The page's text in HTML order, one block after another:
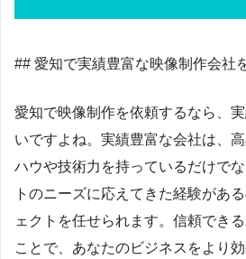
## 愛知で実績豊富な映像制作会社
愛知で映像制作を依頼するなら、
いですよね。実績豊富な会社は、
ハウや技術力を持っているだけで
トのニーズに応えてきた経験があ
ェクトを任せられます。信頼でき
ことで、あなたのビジネスをより